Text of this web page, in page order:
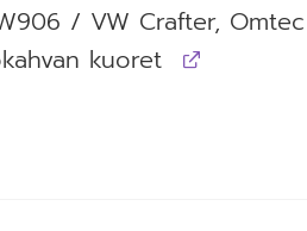
/ VW Crafter, Omtec
kuoret